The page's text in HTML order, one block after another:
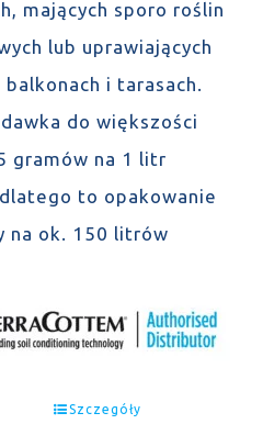
mających sporo roślin
lub uprawiających
balkonach i tarasach.
do większości
gramów na 1 litr
to opakowanie
na ok. 150 litrów
Szczegóły